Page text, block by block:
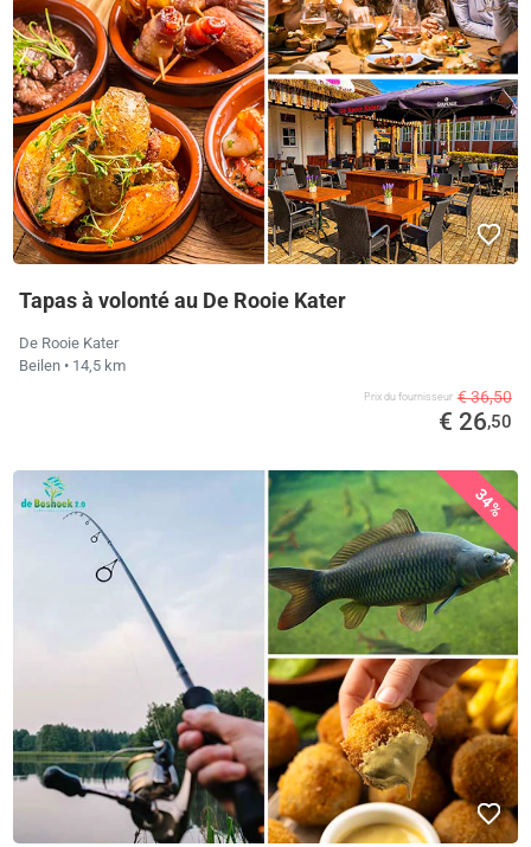
Tapas à volonté au De Rooie Kater
De Rooie Kater
Beilen • 14,5 km
Prix ​​du fournisseur € 36,50
€ 26,50
34%